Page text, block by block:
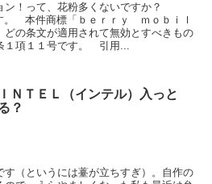
！って、花粉多くないですか？
。 本件商標「ｂｅｒｒｙ ｍｏｂｉｌ
どの条文が適用されて無効とすべきもの
１項１１号です。 引用...
ＩＮＴＥＬ（インテル）入っと
？
（というには薹が立ちすぎ）。自作の